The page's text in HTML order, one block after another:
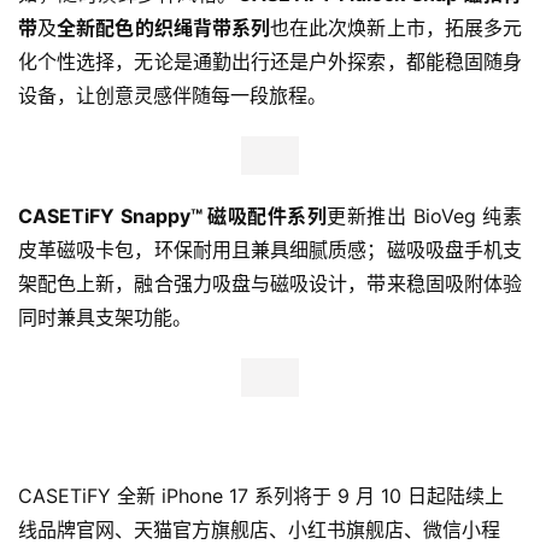
带及全新配色的织绳背带系列也在此次焕新上市，拓展多元
化个性选择，⽆论是通勤出行还是户外探索，都能稳固随身
设备，让创意灵感伴随每一段旅程。
CASETiFY Snappy™ 磁吸配件系列 更新推出 BioVeg 纯素
皮革磁吸卡包，环保耐用且兼具细腻质感；磁吸吸盘手机支
架配色上新，融合强力吸盘与磁吸设计，带来稳固吸附体验
同时兼具支架功能。
CASETiFY 全新 iPhone 17 系列将于 9 月 10 日起陆续上
线品牌官网、天猫官方旗舰店、小红书旗舰店、微信小程